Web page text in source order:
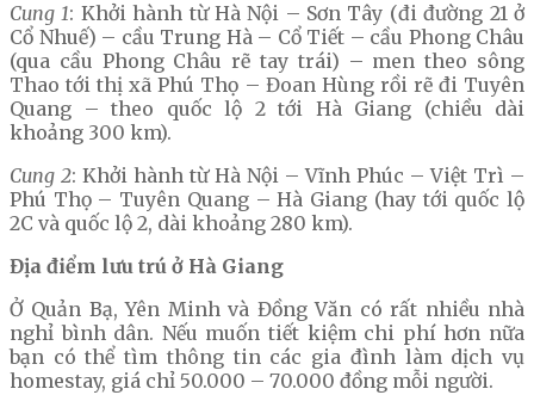
Cung 1: Khởi hành từ Hà Nội – Sơn Tây (đi đường 21 ở
Cổ Nhuế) – cầu Trung Hà – Cổ Tiết – cầu Phong Châu
(qua cầu Phong Châu rẽ tay trái) – men theo sông
Thao tới thị xã Phú Thọ – Đoan Hùng rồi rẽ đi Tuyên
Quang – theo quốc lộ 2 tới Hà Giang (chiều dài
khoảng 300 km).
Cung 2: Khởi hành từ Hà Nội – Vĩnh Phúc – Việt Trì –
Phú Thọ – Tuyên Quang – Hà Giang (hay tới quốc lộ
2C và quốc lộ 2, dài khoảng 280 km).
Địa điểm lưu trú ở Hà Giang
Ở Quản Bạ, Yên Minh và Đồng Văn có rất nhiều nhà
nghỉ bình dân. Nếu muốn tiết kiệm chi phí hơn nữa
bạn có thể tìm thông tin các gia đình làm dịch vụ
homestay, giá chỉ 50.000 – 70.000 đồng mỗi người.